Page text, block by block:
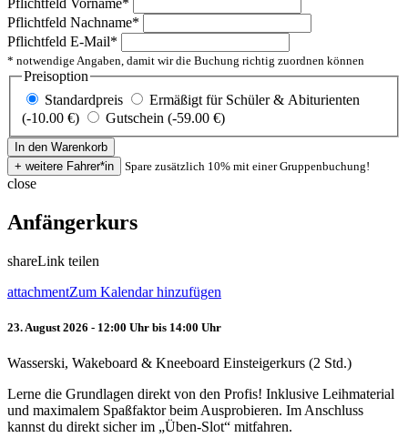
Pflichtfeld Vorname*
Pflichtfeld Nachname*
Pflichtfeld E-Mail*
* notwendige Angaben, damit wir die Buchung richtig zuordnen können
Preisoption
Standardpreis
Ermäßigt für Schüler & Abiturienten
(-10.00 €)
Gutschein (-59.00 €)
Spare zusätzlich 10% mit einer Gruppenbuchung!
close
Anfängerkurs
shareLink teilen
attachmentZum Kalendar hinzufügen
23. August 2026 - 12:00 Uhr bis 14:00 Uhr
Wasserski, Wakeboard & Kneeboard Einsteigerkurs (2 Std.)
Lerne die Grundlagen direkt von den Profis! Inklusive Leihmaterial
und maximalem Spaßfaktor beim Ausprobieren. Im Anschluss
kannst du direkt sicher im „Üben-Slot“ mitfahren.